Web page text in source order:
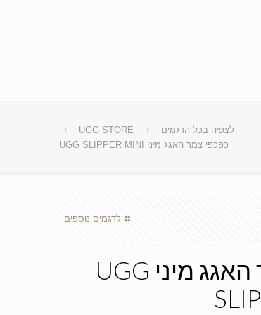
לצפיה בכל הדגמים
UGG STORE
כפכפי צמר האגג מיני UGG SLIPPER MINI
לדגמים נוספים
כפכפי צמר האגג מיני UGG